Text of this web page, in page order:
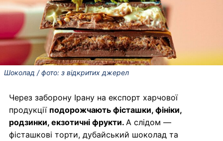
Шоколад / фото: з відкритих джерел
Через заборону Ірану на експорт харчової
продукції подорожчають фісташки, фініки,
родзинки, екзотичні фрукти. А слідом —
фісташкові торти, дубайський шоколад та